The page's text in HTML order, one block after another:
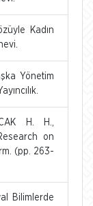
Kadın
Yönetim
H. H.,
on
(pp. 263-
Bilimlerde